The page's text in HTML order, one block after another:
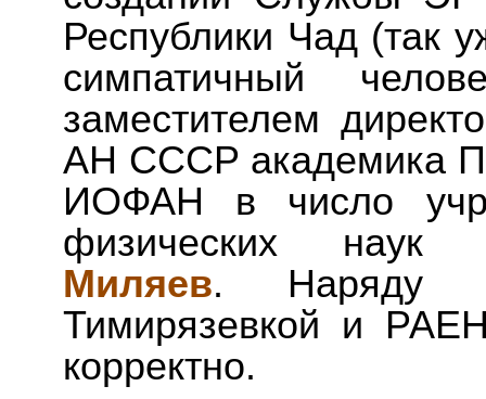
Республики Чад (так
симпатичный
заместителем
АН СССР академика
ИОФАН в число
физических
Миляев. Наряду
Тимирязевкой и
корректно.